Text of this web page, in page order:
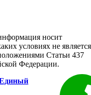
носит
условиях не является
Статьи 437
Федерации.